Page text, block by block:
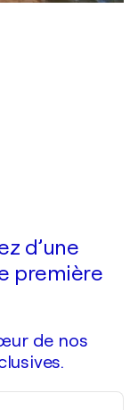
d’une
première
de nos